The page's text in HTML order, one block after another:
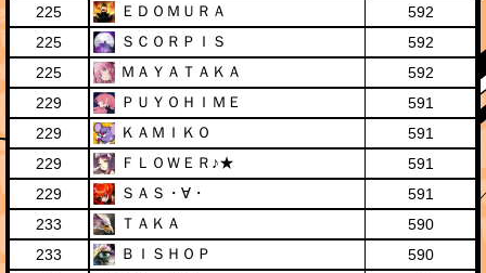
225
ＥＤＯＭＵＲＡ
592
225
ＳＣＯＲＰＩＳ
592
225
ＭＡＹＡＴＡＫＡ
592
229
ＰＵＹＯＨＩＭＥ
591
229
ＫＡＭＩＫＯ
591
229
ＦＬＯＷＥＲ♪★
591
229
ＳＡＳ・∀・
591
233
ＴＡＫＡ
590
233
ＢＩＳＨＯＰ
590